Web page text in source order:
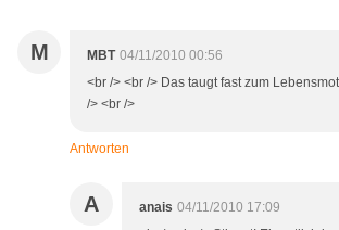
M MBT 04/11/2010 00:56
<br /> <br /> Das taugt fast zum
/> <br />
Antworten
A anais 04/11/2010 17:09